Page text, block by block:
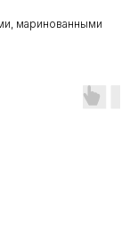
маринованными